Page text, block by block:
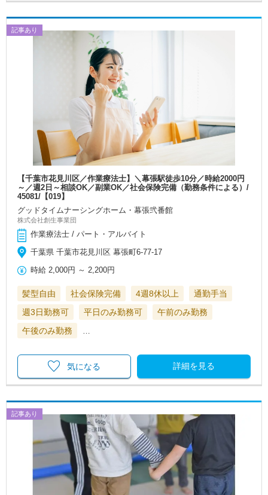
記事あり
【千葉市花見川区／作業療法士】＼幕張駅徒歩10分／時給2000円
～／週2日～相談OK／副業OK／社会保険完備（勤務条件による）/
45081/【019】
グッドタイムナーシングホーム・幕張弐番館
株式会社創生事業団
作業療法士 / パート・アルバイト
千葉県 千葉市花見川区 幕張町6-77-17
時給 2,000円 ～ 2,200円
髪型自由 社会保険完備 4週8休以上
通勤手当
週3日勤務可
平日のみ勤務可
午前のみ勤務
午後のみ勤務
詳細を見る
気になる
記事あり